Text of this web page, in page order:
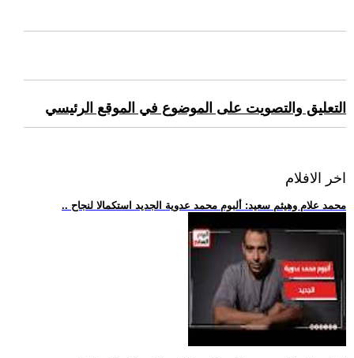
التعليق والتصويت على الموضوع في الموقع الرئيسي
اخر الافلام
.. محمد علام وهيثم سعيد: ألبوم محمد عدوية الجديد استكمالا لنجاح